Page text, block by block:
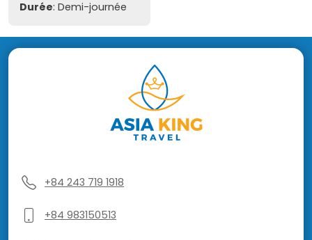
Durée: Demi-journée
+84 243 719 1918
+84 983150513